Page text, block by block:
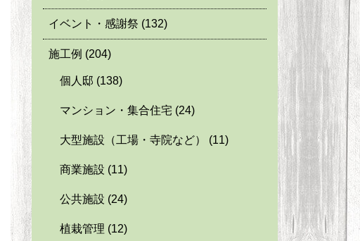
イベント・感謝祭 (132)
施工例 (204)
個人邸 (138)
マンション・集合住宅 (24)
大型施設（工場・寺院など） (11)
商業施設 (11)
公共施設 (24)
植栽管理 (12)